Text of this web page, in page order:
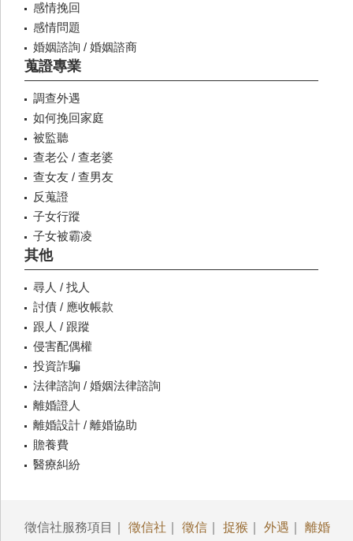
感情挽回
感情問題
婚姻諮詢 / 婚姻諮商
蒐證專業
調查外遇
如何挽回家庭
被監聽
查老公 / 查老婆
查女友 / 查男友
反蒐證
子女行蹤
子女被霸凌
其他
尋人 / 找人
討債 / 應收帳款
跟人 / 跟蹤
侵害配偶權
投資詐騙
法律諮詢 / 婚姻法律諮詢
離婚證人
離婚設計 / 離婚協助
贍養費
醫療糾紛
徵信社服務項目｜ 徵信社 徵信 捉猴 外遇 離婚